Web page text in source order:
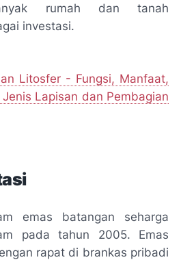
rumah dan tanah
investasi.
Litosfer - Fungsi, Manfaat,
Lapisan dan Pembagian
emas batangan seharga
pada tahun 2005. Emas
rapat di brankas pribadi